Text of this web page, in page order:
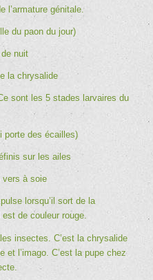
l’armature génitale.
du paon du jour)
nuit
la chrysalide
sont les 5 stades larvaires du
porte des écailles)
sur les ailes
vers à soie
lorsqu’il sort de la
de couleur rouge.
insectes. C’est la chrysalide
l’imago. C’est la pupe chez